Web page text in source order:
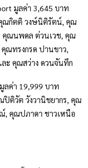
มูลค่า 3,645 บาท
ณกิตติ วงษ์นิติรัตน์, คุณ
คุณนพดล ต่วนเวช, คุณ
ณทรงกรด ปานขาว,
ะ คุณสว่าง ดวนจันทึก
ลค่า 19,999 บาท
ปิติวัต วังวานิชยากร, คุณ
, คุณปภาดา ชาวเหนือ